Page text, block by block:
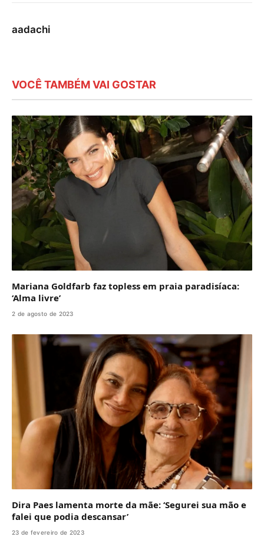
aadachi
VOCÊ TAMBÉM VAI GOSTAR
Mariana Goldfarb faz topless em praia paradisíaca:
‘Alma livre’
2 de agosto de 2023
Dira Paes lamenta morte da mãe: ‘Segurei sua mão e
falei que podia descansar’
23 de fevereiro de 2023